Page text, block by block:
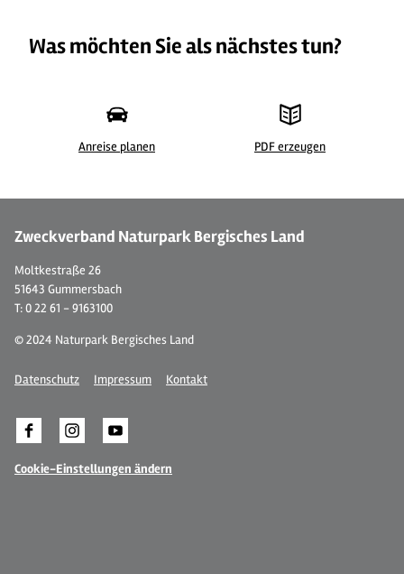
Was möchten Sie als nächstes tun?
Anreise planen PDF erzeugen
Zweckverband Naturpark Bergisches Land
Moltkestraße 26
51643 Gummersbach
T: 0 22 61 - 9163100
© 2024 Naturpark Bergisches Land
Datenschutz Impressum Kontakt
Cookie-Einstellungen ändern